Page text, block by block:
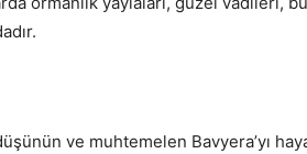
ve muhtemelen Bavyera’yı